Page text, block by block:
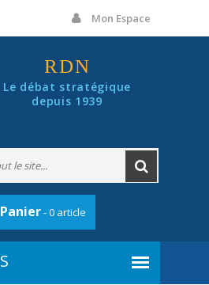
Mon Espace
RDN
Le débat stratégique
depuis 1939
Panier- 0 article